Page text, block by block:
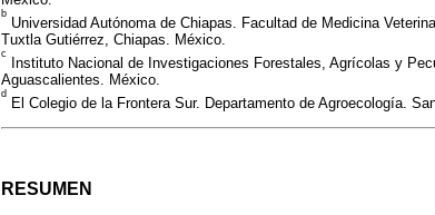
b
Universidad Autónoma de Chiapas. Facultad de Medicina
Tuxtla Gutiérrez, Chiapas. México.
c
Instituto Nacional de Investigaciones Forestales, Agrícolas y
Aguascalientes. México.
d
El Colegio de la Frontera Sur. Departamento de Agroecología.
RESUMEN